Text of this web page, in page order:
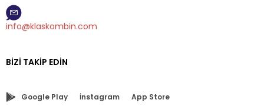
info@klaskombin.com
BIZI TAKIP EDIN
Google Play İnstagram App Store